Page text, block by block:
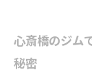
心斎橋のジム
秘密